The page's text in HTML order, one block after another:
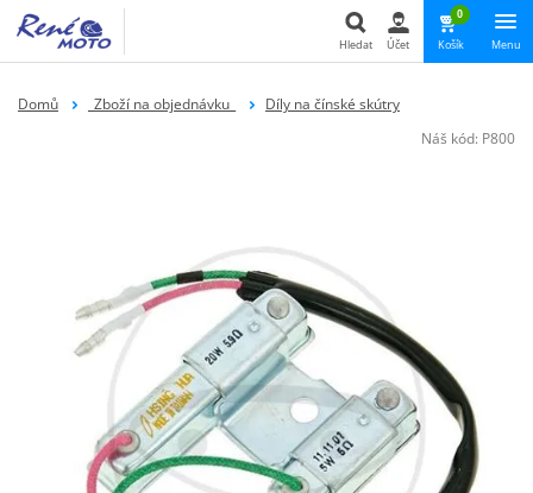
Hledat Účet
0
Košík Menu
Domů _Zboží na objednávku_
Díly na čínské skútry
Náš kód: P800